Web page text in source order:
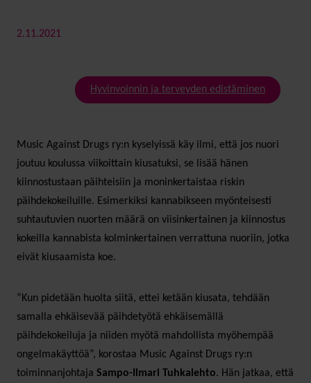
2.11.2021
Hyvinvoinnin ja terveyden edistäminen
Music Against Drugs ry:n kyselyissä käy ilmi, että jos nuori
joutuu koulussa viikoittain kiusatuksi, se lisää hänen
kiinnostustaan päihteisiin ja moninkertaistaa riskin
päihdekokeiluille. Esimerkiksi kannabikseen myönteisesti
suhtautuvien nuorten määrä on viisinkertainen ja kiinnostus
kokeilla kannabista kolminkertainen verrattuna nuoriin, jotka
eivät kiusaamista koe.
”Kun pidetään huolta siitä, ettei ketään kiusata, tehdään
samalla ehkäisevää päihdetyötä ehkäisemällä
päihdekokeiluja ja niiden myötä mahdollista myöhempää
ongelmakäyttöä”, korostaa Music Against Drugs ry:n
toiminnanjohtaja Sampo-Ilmari Tuhkalehto. Hän jatkaa, että